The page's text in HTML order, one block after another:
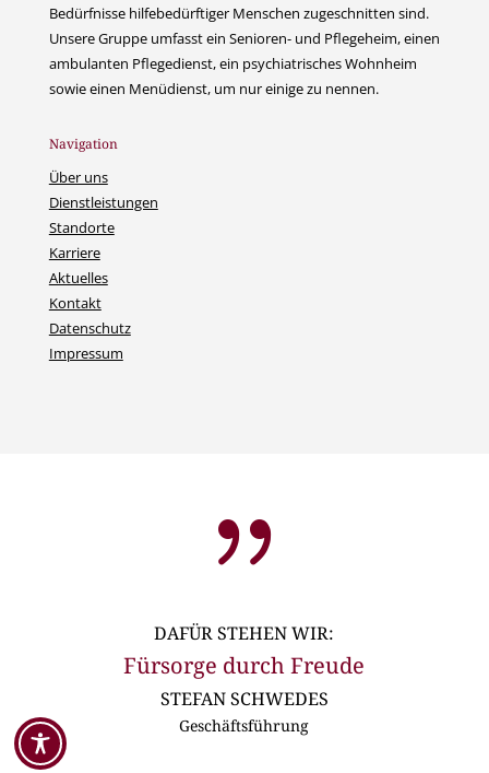
Bedürfnisse hilfebedürftiger Menschen zugeschnitten sind.
Unsere Gruppe umfasst ein Senioren- und Pflegeheim, einen
ambulanten Pflegedienst, ein psychiatrisches Wohnheim
sowie einen Menüdienst, um nur einige zu nennen.
Navigation
Über uns
Dienstleistungen
Standorte
Karriere
Aktuelles
Kontakt
Datenschutz
Impressum
{
DAFÜR STEHEN WIR:
Fürsorge durch Freude
STEFAN SCHWEDES
Geschäftsführung